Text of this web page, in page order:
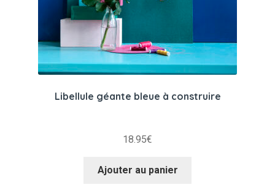
Libellule géante bleue à construire
18.95€
Ajouter au panier